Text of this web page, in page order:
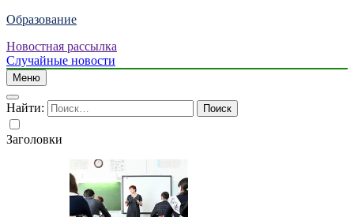
Образование
Новостная рассылка
Случайные новости
Меню
Найти:
Заголовки